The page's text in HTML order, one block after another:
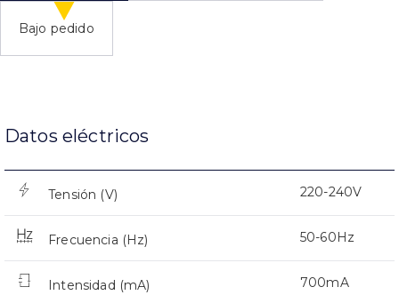
Bajo pedido
Datos eléctricos
Tensión (V) 220-240V
Frecuencia (Hz) 50-60Hz
Intensidad (mA) 700mA